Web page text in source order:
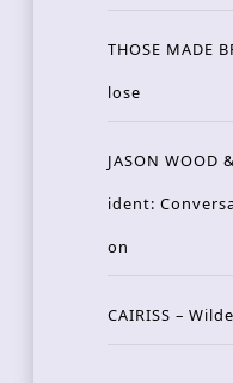
THOSE MADE
lose
JASON WOOD
ident:
on
CAIRISS –